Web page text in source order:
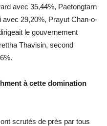
avec 35,44%, Paetongtarn
avec 29,20%, Prayut Chan-o-
le gouvernement
Thavisin, second
à cette domination
scrutés de près par tous